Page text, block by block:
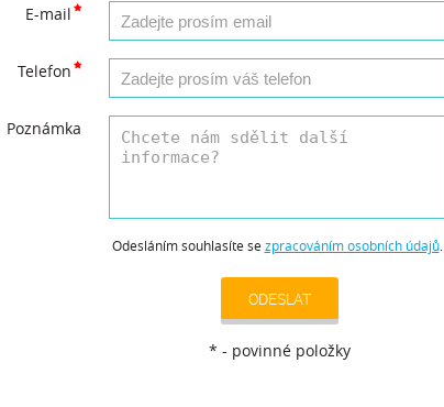
E-mail
Telefon
Poznámka
Odesláním souhlasíte se zpracováním osobních údajů.
ODESLAT
* - povinné položky